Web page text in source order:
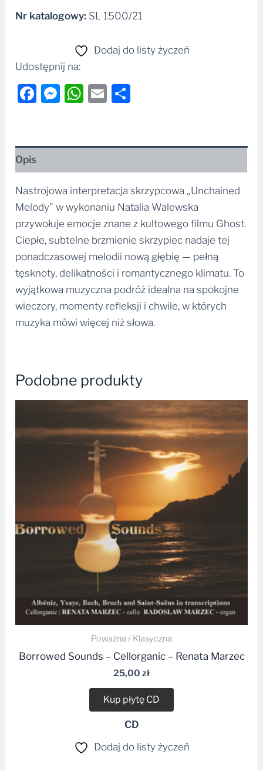
Alternative:
Nr katalogowy: SL 1500/21
Dodaj do listy życzeń
Udostępnij na:
Facebook
Messenger
WhatsApp
Email
Opis
Nastrojowa interpretacja skrzypcowa „Unchained
Melody” w wykonaniu Natalia Walewska
przywołuje emocje znane z kultowego filmu Ghost.
Ciepłe, subtelne brzmienie skrzypiec nadaje tej
ponadczasowej melodii nową głębię — pełną
tęsknoty, delikatności i romantycznego klimatu. To
wyjątkowa muzyczna podróż idealna na spokojne
wieczory, momenty refleksji i chwile, w których
muzyka mówi więcej niż słowa.
Podobne produkty
Poważna / Klasyczna
Borrowed Sounds – Cellorganic – Renata Marzec
25,00 zł
Kup płytę CD
CD
Dodaj do listy życzeń